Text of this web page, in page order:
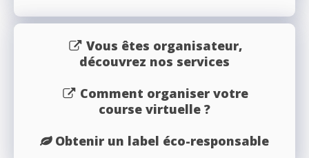
Vous êtes organisateur,
découvrez nos services
Comment organiser votre
course virtuelle ?
Obtenir un label éco-responsable